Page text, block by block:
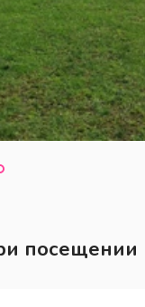
посещении